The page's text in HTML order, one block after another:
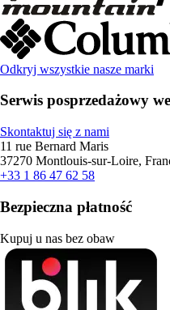
Odkryj wszystkie nasze marki
Serwis posprzedażowy
Skontaktuj się z nami
11 rue Bernard Maris
37270 Montlouis-sur-Loire,
+33 1 86 47 62 58
Bezpieczna płatność
Kupuj u nas bez obaw